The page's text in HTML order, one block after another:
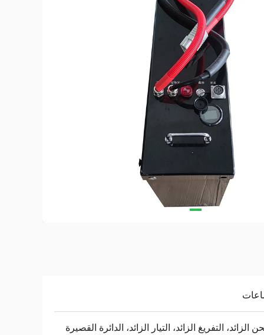
الزائد، التفريغ الزائد، التيار الزائد، الدائرة القصيرة